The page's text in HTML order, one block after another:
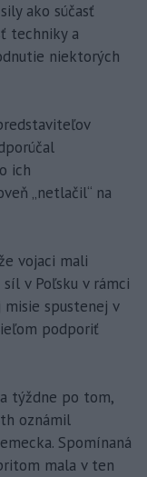
ako súčasť
techniky a
niektorých
ich
„netlačil“ na
vojaci mali
v Poľsku v rámci
spustenej v
podporiť
týždne po tom,
oznámil
Spomínaná
mala v ten